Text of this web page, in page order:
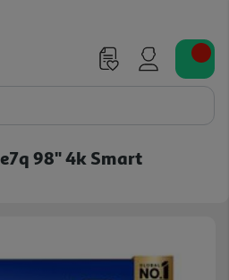
98" 4k Smart